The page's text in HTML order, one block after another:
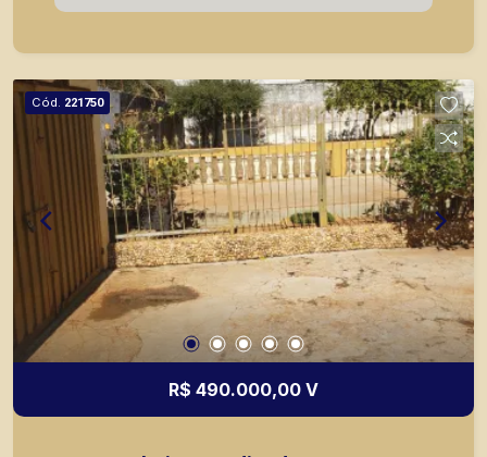
na Zona Sul.
Cód. 221750
R$ 490.000,00 V